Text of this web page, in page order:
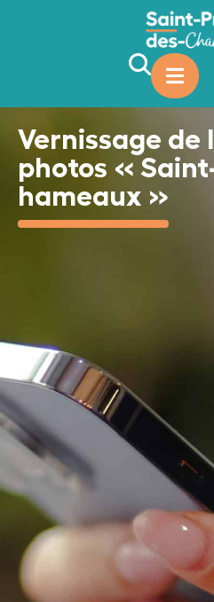
Vernissage de
photos «
hameaux »